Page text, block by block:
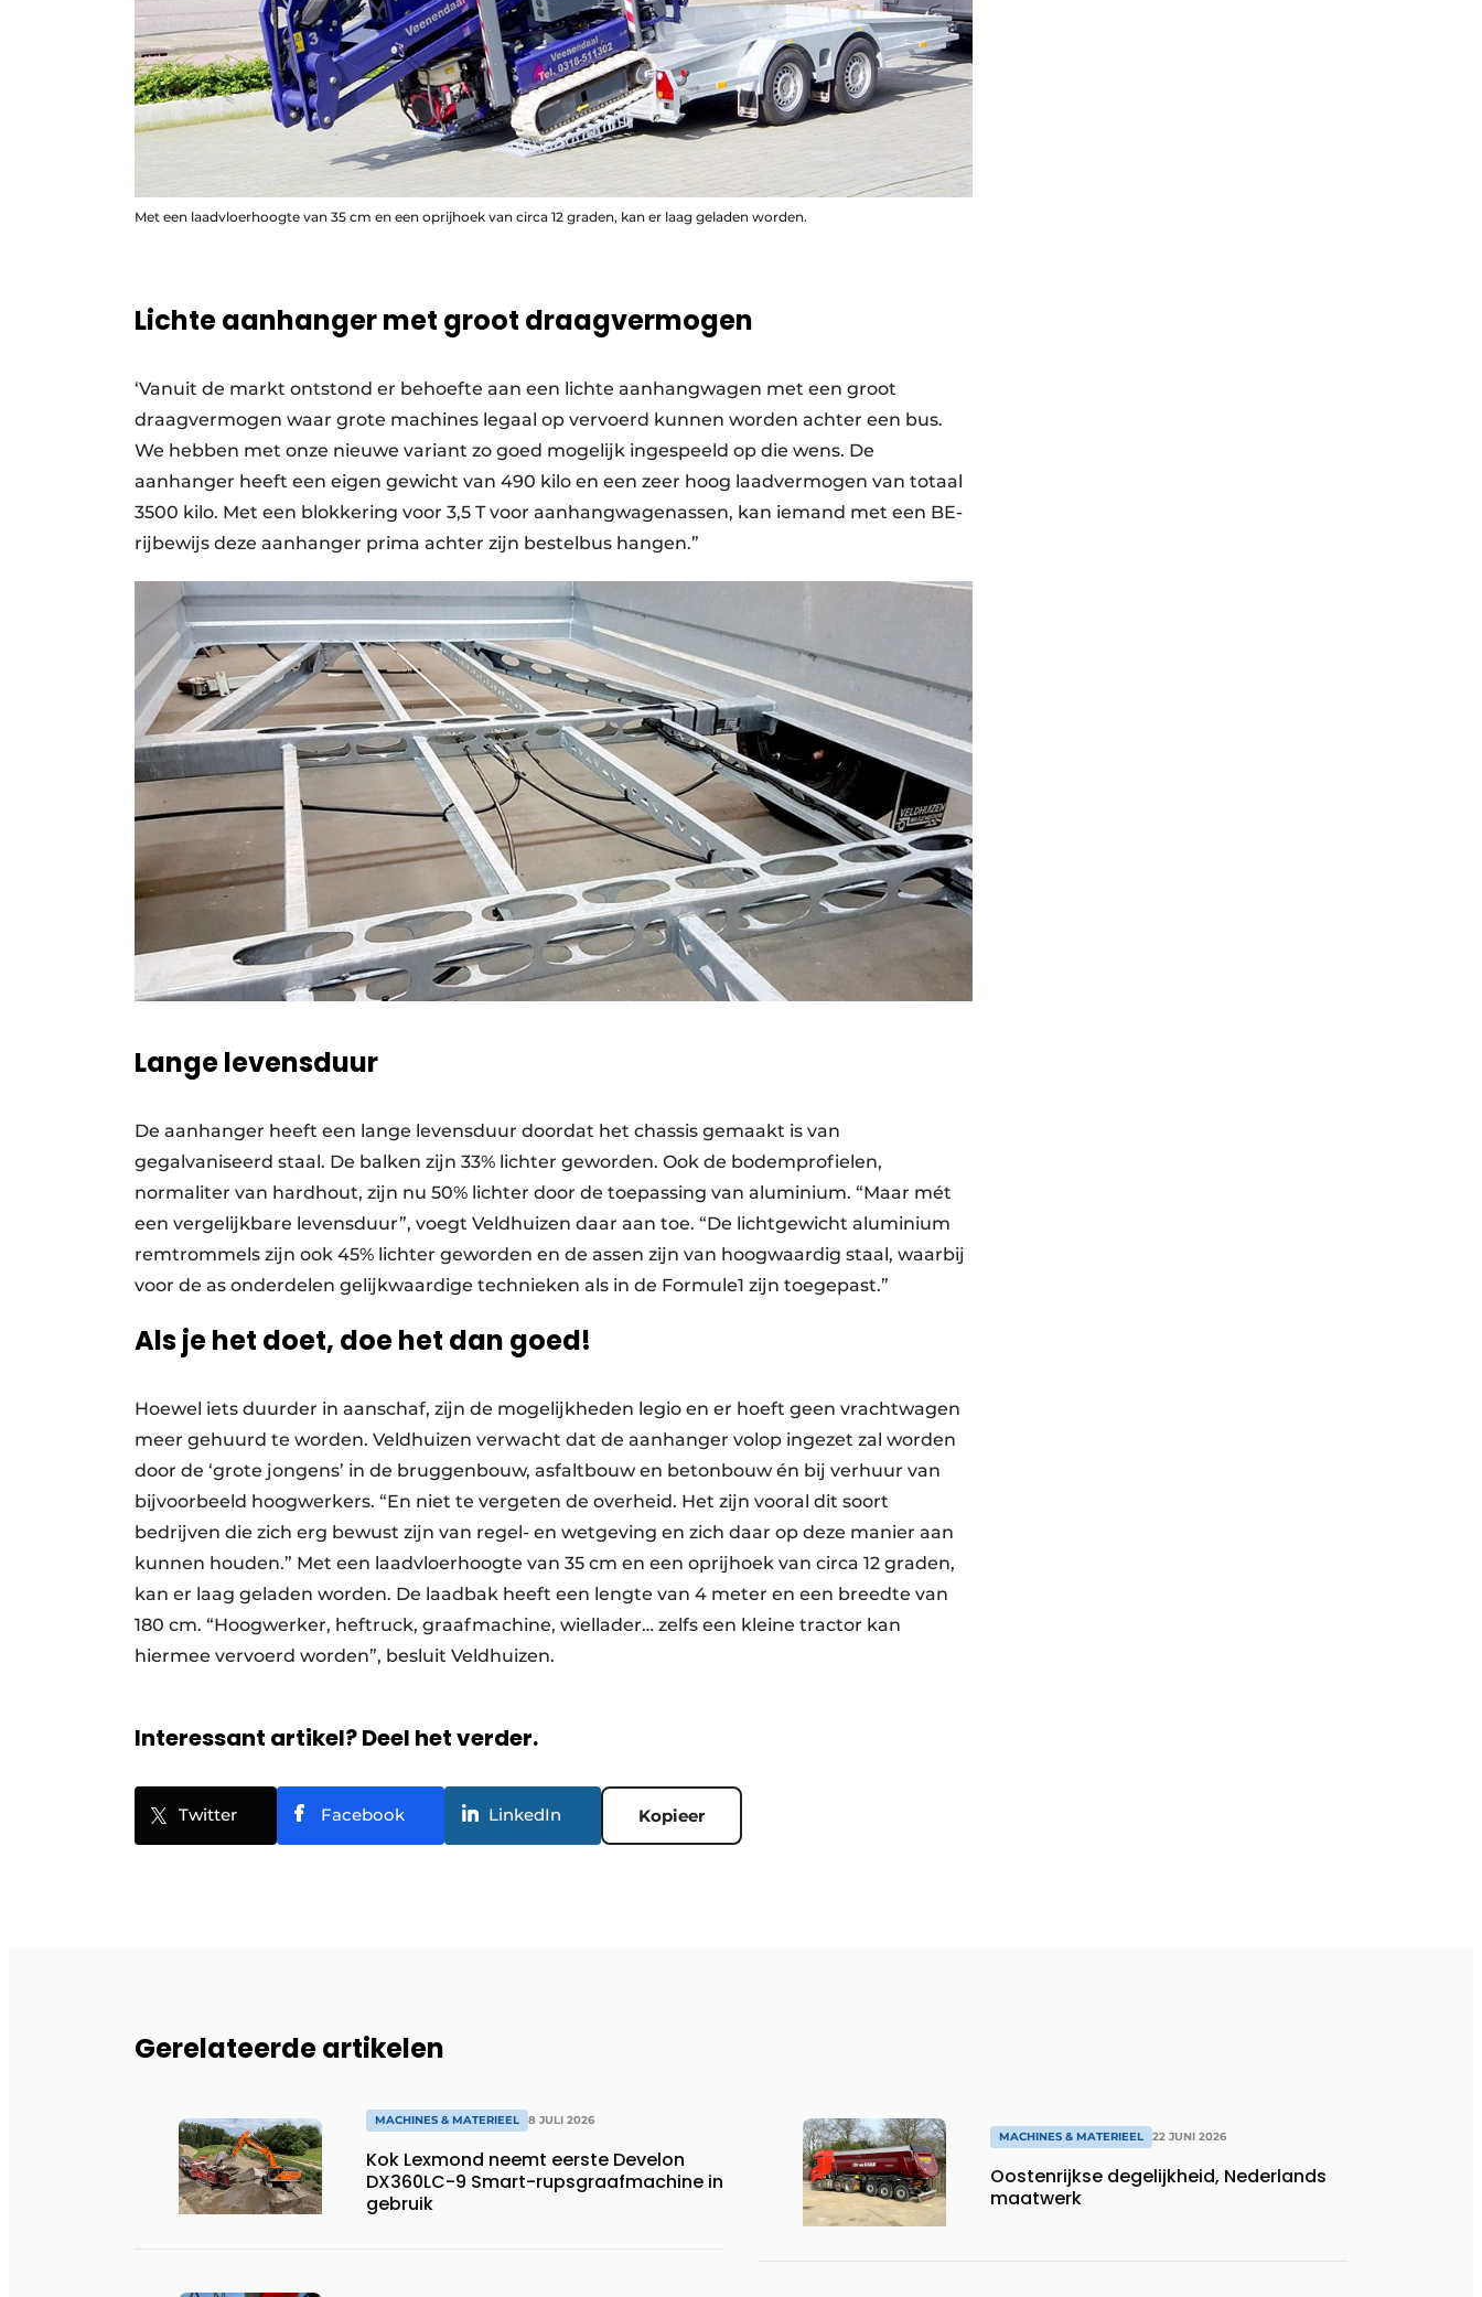
Met een laadvloerhoogte van 35 cm en een oprijhoek van circa 12 graden, kan er laag geladen worden.
Lichte aanhanger met groot draagvermogen
‘Vanuit de markt ontstond er behoefte aan een lichte aanhangwagen met een groot
draagvermogen waar grote machines legaal op vervoerd kunnen worden achter een bus.
We hebben met onze nieuwe variant zo goed mogelijk ingespeeld op die wens. De
aanhanger heeft een eigen gewicht van 490 kilo en een zeer hoog laadvermogen van totaal
3500 kilo. Met een blokkering voor 3,5 T voor aanhangwagenassen, kan iemand met een BE-
rijbewijs deze aanhanger prima achter zijn bestelbus hangen.”
Lange levensduur
De aanhanger heeft een lange levensduur doordat het chassis gemaakt is van
gegalvaniseerd staal. De balken zijn 33% lichter geworden. Ook de bodemprofielen,
normaliter van hardhout, zijn nu 50% lichter door de toepassing van aluminium. “Maar mét
een vergelijkbare levensduur”, voegt Veldhuizen daar aan toe. “De lichtgewicht aluminium
remtrommels zijn ook 45% lichter geworden en de assen zijn van hoogwaardig staal, waarbij
voor de as onderdelen gelijkwaardige technieken als in de Formule1 zijn toegepast.”
Als je het doet, doe het dan goed!
Hoewel iets duurder in aanschaf, zijn de mogelijkheden legio en er hoeft geen vrachtwagen
meer gehuurd te worden. Veldhuizen verwacht dat de aanhanger volop ingezet zal worden
door de ‘grote jongens’ in de bruggenbouw, asfaltbouw en betonbouw én bij verhuur van
bijvoorbeeld hoogwerkers. “En niet te vergeten de overheid. Het zijn vooral dit soort
bedrijven die zich erg bewust zijn van regel- en wetgeving en zich daar op deze manier aan
kunnen houden.” Met een laadvloerhoogte van 35 cm en een oprijhoek van circa 12 graden,
kan er laag geladen worden. De laadbak heeft een lengte van 4 meter en een breedte van
180 cm. “Hoogwerker, heftruck, graafmachine, wiellader… zelfs een kleine tractor kan
hiermee vervoerd worden”, besluit Veldhuizen.
Interessant artikel? Deel het verder.
Twitter Facebook LinkedIn Kopieer
Gerelateerde artikelen
MACHINES & MATERIEEL 8 JULI 2026
Kok Lexmond neemt eerste Develon
DX360LC-9 Smart-rupsgraafmachine in
gebruik
MACHINES & MATERIEEL 22 JUNI 2026
Oostenrijkse degelijkheid, Nederlands
maatwerk